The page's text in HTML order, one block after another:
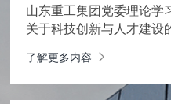
山东重工集团党委理论学
关于科技创新与人才建设
了解更多内容